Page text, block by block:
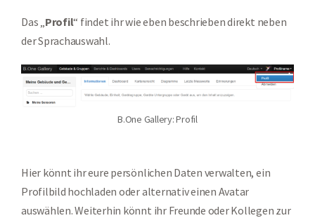
Das „Profil“ findet ihr wie eben beschrieben direkt neben
der Sprachauswahl.
B.One Gallery: Profil
Hier könnt ihr eure persönlichen Daten verwalten, ein
Profilbild hochladen oder alternativ einen Avatar
auswählen. Weiterhin könnt ihr Freunde oder Kollegen zur